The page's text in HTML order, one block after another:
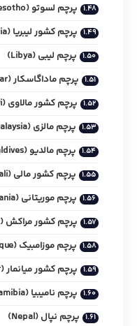
پرچم لسوتو (Lesotho)
پرچم کشور لیبریا (Liberia)
پرچم لیبی (Libya)
پرچم ماداگاسکار (Madagascar)
پرچم کشور مالاوی (Malawi)
پرچم مالزی (Malaysia)
پرچم مالدیو (Maldives)
پرچم کشور مالی (Mali)
پرچم موریتانی (Mauritania)
پرچم کشور مراکش (Morocco)
پرچم موزامبیک (Mozambique)
پرچم کشور میانمار (Myanmar)
پرچم نامیبیا (Namibia)
پرچم نپال (Nepal)